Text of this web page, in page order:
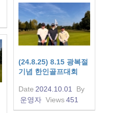
(24.8.25) 8.15 광복절
기념 한인골프대회
Date 2024.10.01
By
운영자 Views451